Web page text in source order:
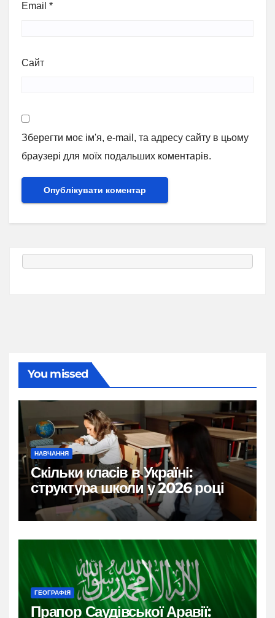
Email *
Сайт
Зберегти моє ім'я, e-mail, та адресу сайту в цьому
браузері для моїх подальших коментарів.
You missed
НАВЧАННЯ
Скільки класів в Україні:
структура школи у 2026 році
ГЕОГРАФІЯ
Прапор Саудівської Аравії: